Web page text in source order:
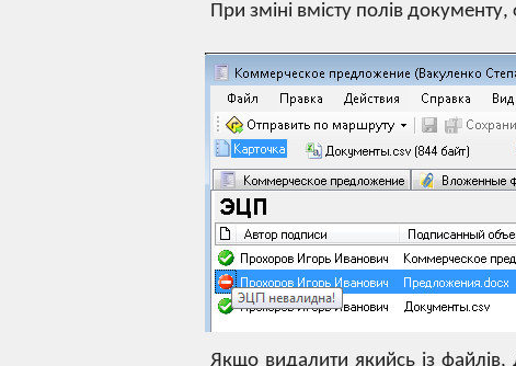
При зміні вмісту полів
Якщо видалити якийсь із